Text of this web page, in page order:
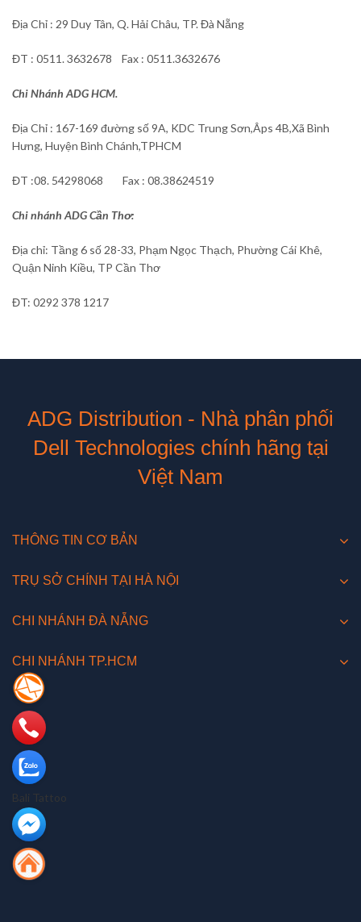
Địa Chỉ : 29 Duy Tân, Q. Hải Châu, TP. Đà Nẵng
ĐT : 0511. 3632678 Fax : 0511.3632676
Chi Nhánh ADG HCM.
Địa Chỉ : 167-169 đường số 9A, KDC Trung Sơn,Âps 4B,Xã Bình
Hưng, Huyện Bình Chánh,TPHCM
ĐT :08. 54298068 Fax : 08.38624519
Chi nhánh ADG Cần Thơ:
Địa chỉ: Tầng 6 số 28-33, Phạm Ngọc Thạch, Phường Cái Khê,
Quận Ninh Kiều, TP Cần Thơ
ĐT: 0292 378 1217
ADG Distribution - Nhà phân phối
Dell Technologies chính hãng tại
Việt Nam
THÔNG TIN CƠ BẢN
TRỤ SỞ CHÍNH TẠI HÀ NỘI
CHI NHÁNH ĐÀ NẴNG
CHI NHÁNH TP.HCM
Bali Tattoo